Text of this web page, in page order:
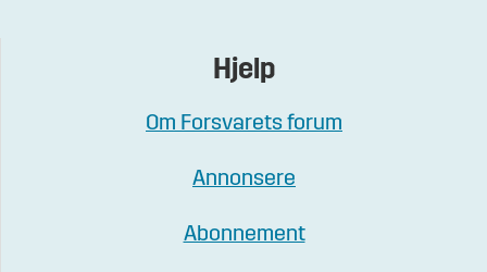
Hjelp
Om Forsvarets forum
Annonsere
Abonnement